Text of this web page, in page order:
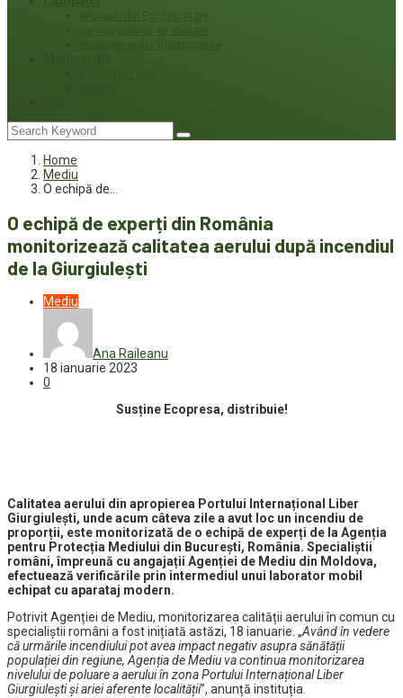
Home
Mediu
O echipă de…
O echipă de experți din România
monitorizează calitatea aerului după incendiul
de la Giurgiulești
Mediu
Ana Raileanu
18 ianuarie 2023
0
Susține Ecopresa, distribuie!
Calitatea aerului din apropierea Portului Internațional Liber
Giurgiulești, unde acum câteva zile a avut loc un incendiu de
proporții, este monitorizată de o echipă de experți de la Agenția
pentru Protecția Mediului din București, România. Specialiștii
români, împreună cu angajații Agenției de Mediu din Moldova,
efectuează verificările prin intermediul unui laborator mobil
echipat cu aparataj modern.
Potrivit Agenției de Mediu, monitorizarea calității aerului în comun cu
specialiștii români a fost inițiată astăzi, 18 ianuarie. „Având în vedere
că urmările incendiului pot avea impact negativ asupra sănătății
populației din regiune, Agenția de Mediu va continua monitorizarea
nivelului de poluare a aerului în zona Portului Internațional Liber
Giurgiulești și ariei aferente localității”, anunță instituția.